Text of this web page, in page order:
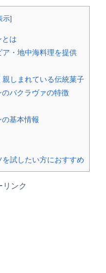
示]
とは
・地中海料理を提供
しまれている伝統菓子
バクラヴァの特徴
基本情報
試したい方におすすめ
リンク